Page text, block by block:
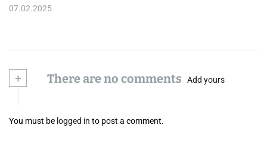
07.02.2025
+ There are no comments Add yours
You must be logged in to post a comment.